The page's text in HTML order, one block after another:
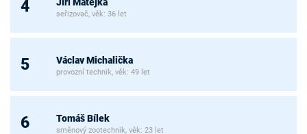
4 seřizovač, věk: 36 let
5 Václav Michalička
provozní technik, věk: 49 let
6 Tomáš Bílek
směnový zootechnik, věk: 23 let